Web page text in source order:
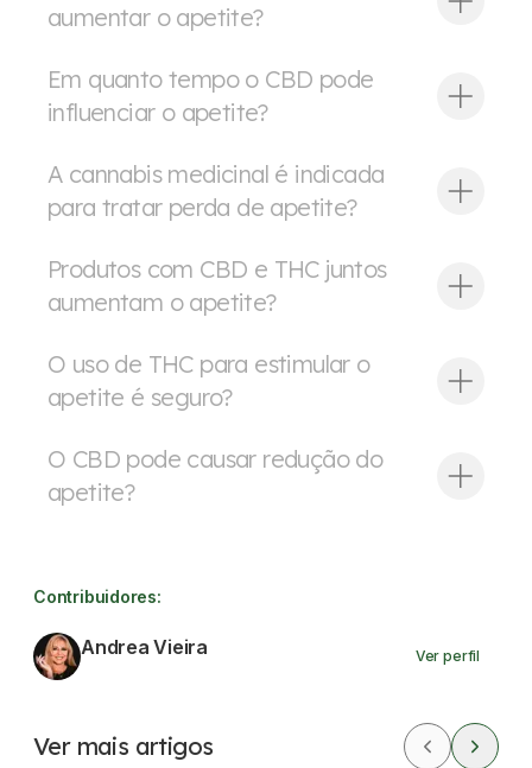
aumentar o apetite?
Em quanto tempo o CBD pode
influenciar o apetite?
A cannabis medicinal é indicada
para tratar perda de apetite?
Produtos com CBD e THC juntos
aumentam o apetite?
O uso de THC para estimular o
apetite é seguro?
O CBD pode causar redução do
apetite?
Contribuidores:
Andrea Vieira Ver perfil
Ver mais artigos
CBD Dores